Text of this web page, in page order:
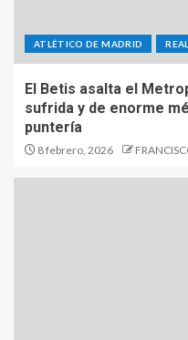
ATLÉTICO DE MADRID
El Betis asalta el
sufrida y de enorme
puntería
8 febrero, 2026